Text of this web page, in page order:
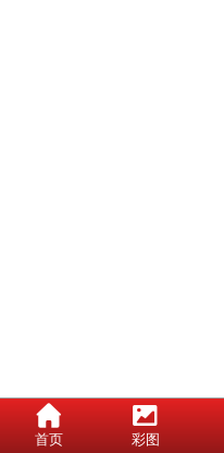
首页 彩图